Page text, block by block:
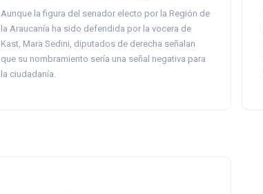
Aunque la figura del senador electo por la Región de
la Araucanía ha sido defendida por la vocera de
Kast, Mara Sedini, diputados de derecha señalan
que su nombramiento sería una señal negativa para
la ciudadanía.